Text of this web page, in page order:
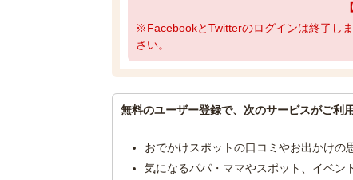
※FacebookとTwitterのログインは終了し
さい。
無料のユーザー登録で、次のサービスがご利
おでかけスポットの口コミやお出かけの
気になるパパ・ママやスポット、イベン